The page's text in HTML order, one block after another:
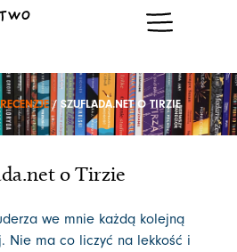
RECENZJE/ SZUFLADA.NET O TIRZIE
o Tirzie
we mnie każdą kolejną
Nie ma co liczyć na lekkość i